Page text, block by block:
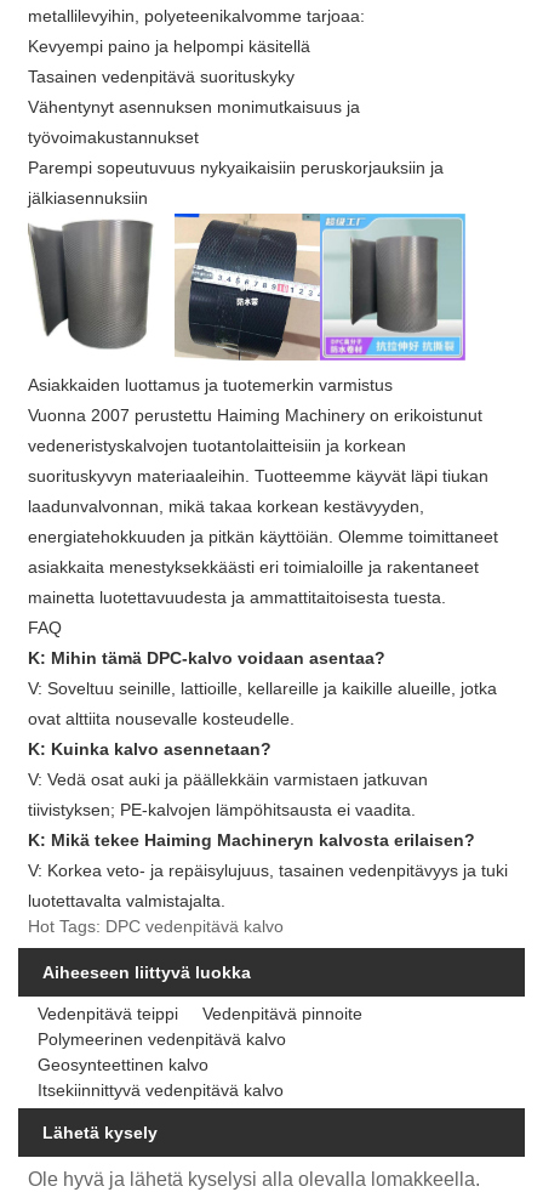
metallilevyihin, polyeteenikalvomme tarjoaa:
Kevyempi paino ja helpompi käsitellä
Tasainen vedenpitävä suorituskyky
Vähentynyt asennuksen monimutkaisuus ja
työvoimakustannukset
Parempi sopeutuvuus nykyaikaisiin peruskorjauksiin ja
jälkiasennuksiin
Asiakkaiden luottamus ja tuotemerkin varmistus
Vuonna 2007 perustettu Haiming Machinery on erikoistunut
vedeneristyskalvojen tuotantolaitteisiin ja korkean
suorituskyvyn materiaaleihin. Tuotteemme käyvät läpi tiukan
laadunvalvonnan, mikä takaa korkean kestävyyden,
energiatehokkuuden ja pitkän käyttöiän. Olemme toimittaneet
asiakkaita menestyksekkäästi eri toimialoille ja rakentaneet
mainetta luotettavuudesta ja ammattitaitoisesta tuesta.
FAQ
K: Mihin tämä DPC-kalvo voidaan asentaa?
V: Soveltuu seinille, lattioille, kellareille ja kaikille alueille, jotka
ovat alttiita nousevalle kosteudelle.
K: Kuinka kalvo asennetaan?
V: Vedä osat auki ja päällekkäin varmistaen jatkuvan
tiivistyksen; PE-kalvojen lämpöhitsausta ei vaadita.
K: Mikä tekee Haiming Machineryn kalvosta erilaisen?
V: Korkea veto- ja repäisylujuus, tasainen vedenpitävyys ja tuki
luotettavalta valmistajalta.
Hot Tags: DPC vedenpitävä kalvo
Aiheeseen liittyvä luokka
Vedenpitävä teippi
Vedenpitävä pinnoite
Polymeerinen vedenpitävä kalvo
Geosynteettinen kalvo
Itsekiinnittyvä vedenpitävä kalvo
Lähetä kysely
Ole hyvä ja lähetä kyselysi alla olevalla lomakkeella.